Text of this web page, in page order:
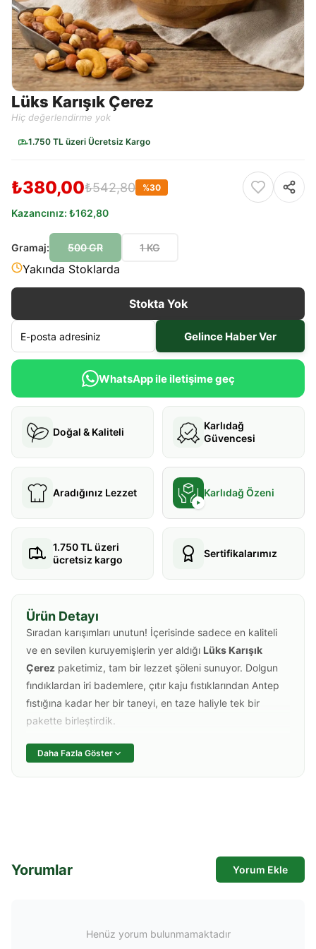
Lüks Karışık Çerez
Hiç değerlendirme yok
1.750 TL üzeri Ücretsiz Kargo
₺380,00₺542,80 %30
Kazancınız: ₺162,80
Gramaj: 500 GR 1 KG
Yakında Stoklarda
Stokta Yok
Gelince Haber Ver
WhatsApp ile iletişime geç
Doğal & Kaliteli
Karlıdağ
Güvencesi
Aradığınız Lezzet Karlıdağ Özeni
1.750 TL üzeri
ücretsiz kargo
Sertifikalarımız
Ürün Detayı
Sıradan karışımları unutun! İçerisinde sadece en kaliteli
ve en sevilen kuruyemişlerin yer aldığı Lüks Karışık
Çerez paketimiz, tam bir lezzet şöleni sunuyor. Dolgun
fındıklardan iri bademlere, çıtır kaju fıstıklarından Antep
fıstığına kadar her bir taneyi, en taze haliyle tek bir
pakette birleştirdik.
bulunmaz; sadece lüks ve premium yemişler yer alır.
Usta İşi Kavurma:
Her yemişin kendine has kavurma
Şık ve Sağlıklı Sunum:İster misafirlerinize en kaliteli
Daha Fazla Göster
Yorumlar Yorum Ekle
Henüz yorum bulunmamaktadır